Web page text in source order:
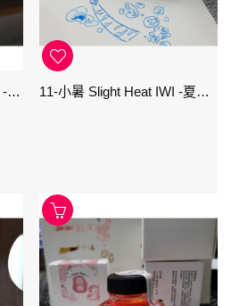
KO-0101 nurebairo 濡羽色 -日本名牌京の音樽裝鋼筆墨水40ml 4573356130012 11-小暑 Slight Heat IWI -夏季-24節氣色澤鋼筆墨水